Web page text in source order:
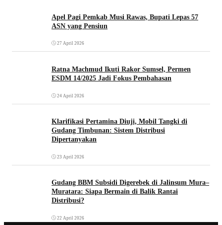
Apel Pagi Pemkab Musi Rawas, Bupati Lepas 57
ASN yang Pensiun
27 April 2026
Ratna Machmud Ikuti Rakor Sumsel, Permen
ESDM 14/2025 Jadi Fokus Pembahasan
24 April 2026
Klarifikasi Pertamina Diuji, Mobil Tangki di
Gudang Timbunan: Sistem Distribusi
Dipertanyakan
23 April 2026
Gudang BBM Subsidi Digerebek di Jalinsum Mura–
Muratara: Siapa Bermain di Balik Rantai
Distribusi?
22 April 2026